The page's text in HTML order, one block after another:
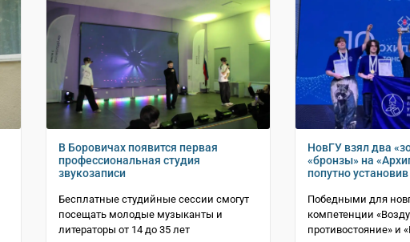
В Боровичах появится первая
профессиональная студия
звукозаписи
Бесплатные студийные сессии смогут
посещать молодые музыканты и
литераторы от 14 до 35 лет
НовГУ взял два
«бронзы» на
попутно
Победными для
компетенции
противостояние» и